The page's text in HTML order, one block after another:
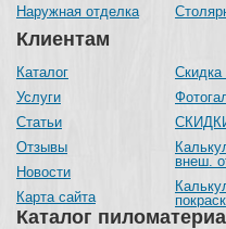
Каталог
Наружная отделка
Клиентам
Каталог
Услуги
Статьи
Отзывы
Новости
Карта сайта
Скидка
внеш.